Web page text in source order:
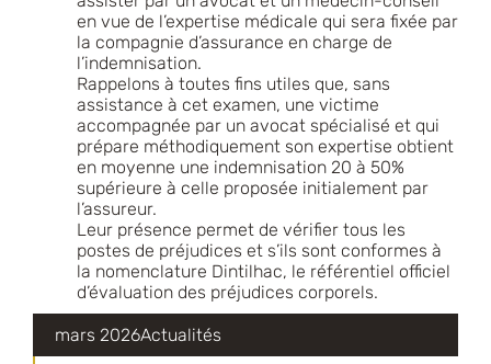
en vue de l’expertise médicale qui sera fixée par
la compagnie d’assurance en charge de
l’indemnisation.
Rappelons à toutes fins utiles que, sans
assistance à cet examen, une victime
accompagnée par un avocat spécialisé et qui
prépare méthodiquement son expertise obtient
en moyenne une indemnisation 20 à 50%
supérieure à celle proposée initialement par
l’assureur.
Leur présence permet de vérifier tous les
postes de préjudices et s’ils sont conformes à
la nomenclature Dintilhac, le référentiel officiel
d’évaluation des préjudices corporels.
mars 2026Actualités